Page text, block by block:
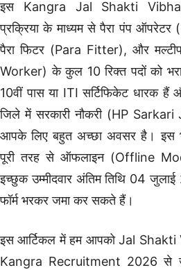
इस Kangra Jal Shakti
प्रक्रिया के माध्यम से पैरा पंप
पैरा फिटर (Para Fitter), और
Worker) के कुल 10 रिक्त पदों को
10वीं पास या ITI सर्टिफिकेट धारक हैं
जिले में सरकारी नौकरी (HP Sarkari
आपके लिए बहुत अच्छा अवसर है। इस
पूरी तरह से ऑफलाइन (Offline
इच्छुक उम्मीदवार अंतिम तिथि 04
फॉर्म भरकर जमा कर सकते हैं।
इस आर्टिकल में हम आपको Jal
Kangra Recruitment 2026 से